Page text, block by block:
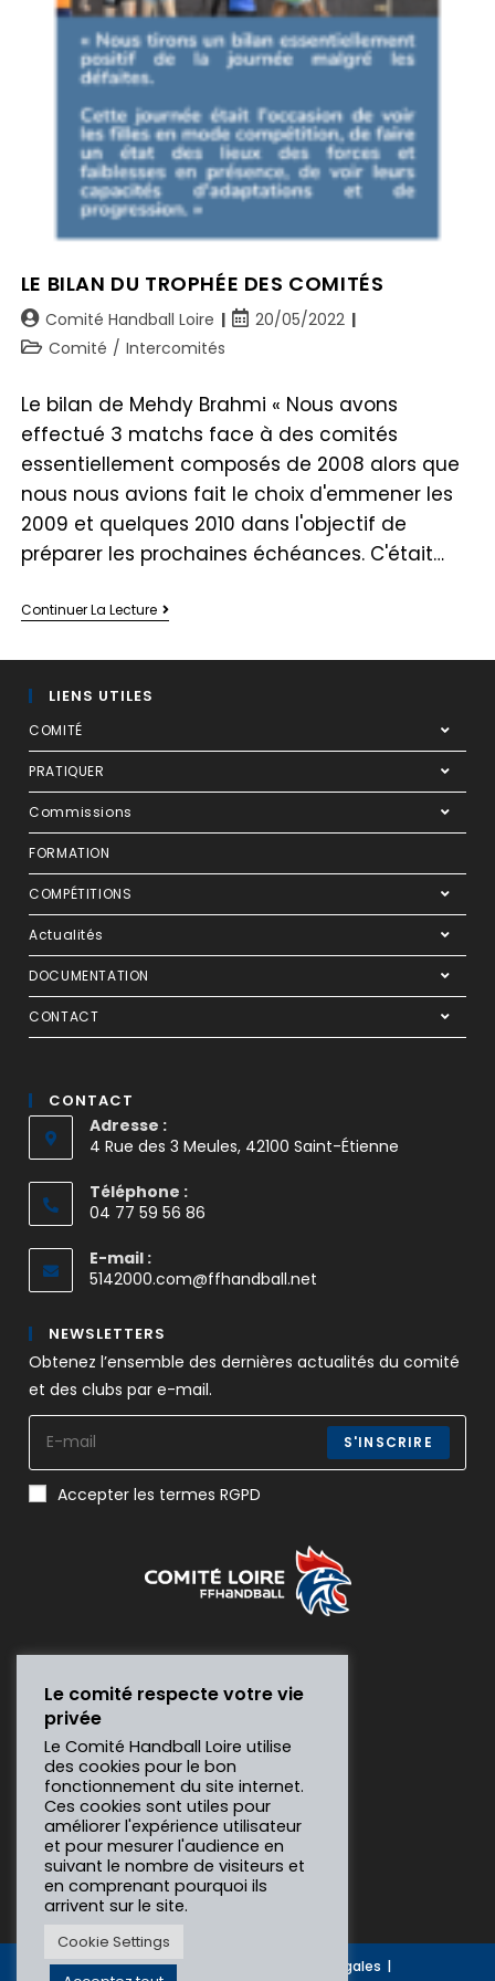
LE BILAN DU TROPHÉE DES COMITÉS
Comité Handball Loire
20/05/2022
Comité / Intercomités
Le bilan de Mehdy Brahmi « Nous avons
effectué 3 matchs face à des comités
essentiellement composés de 2008 alors que
nous nous avions fait le choix d'emmener les
2009 et quelques 2010 dans l'objectif de
préparer les prochaines échéances. C'était…
Continuer La Lecture
LIENS UTILES
COMITÉ
PRATIQUER
Commissions
FORMATION
COMPÉTITIONS
Actualités
DOCUMENTATION
CONTACT
CONTACT
Adresse :
4 Rue des 3 Meules, 42100 Saint-Étienne
Téléphone :
04 77 59 56 86
E-mail :
5142000.com@ffhandball.net
NEWSLETTERS
Obtenez l’ensemble des dernières actualités du comité
et des clubs par e-mail.
S'INSCRIRE
Accepter les termes RGPD
Gesthand
Mentions légales
Le comité respecte votre vie
privée
Le Comité Handball Loire utilise
des cookies pour le bon
fonctionnement du site internet.
Ces cookies sont utiles pour
améliorer l'expérience utilisateur
et pour mesurer l'audience en
suivant le nombre de visiteurs et
en comprenant pourquoi ils
arrivent sur le site.
Cookie Settings